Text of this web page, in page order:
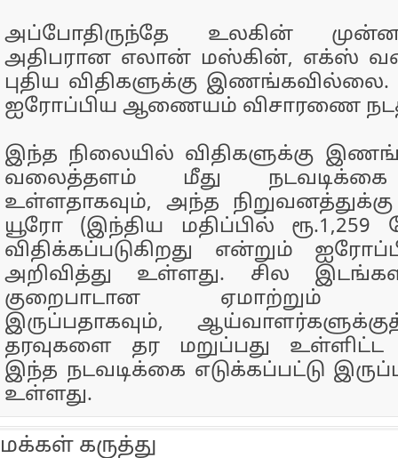
அப்போதிருந்தே உலகின்
அதிபரான எலான் மஸ்கின், எக்ஸ்
புதிய விதிகளுக்கு
ஐரோப்பிய ஆணையம் விசாரணை
இந்த நிலையில் விதிகளுக்கு
வலைத்தளம் மீது நடவடிக்கை
உள்ளதாகவும், அந்த
யூரோ (இந்திய மதிப்பில் ரூ.1,259
விதிக்கப்படுகிறது என்றும்
அறிவித்து உள்ளது. சில
குறைபாடான ஏமாற்றும்
இருப்பதாகவும்,
தரவுகளை தர மறுப்பது
இந்த நடவடிக்கை எடுக்கப்பட்டு
உள்ளது.
மக்கள் கருத்து